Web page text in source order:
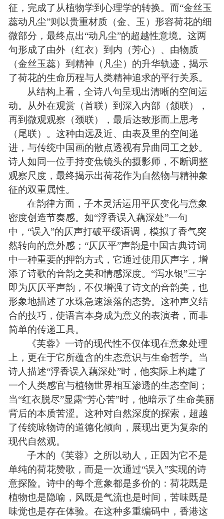
征，完成了从植物学到心理学的转换。而“金丝玉
蕊动凡尘”则以贵重材质（金、玉）形容荷花的细
微部分，最终点出“动凡尘”的超越性意境。这两
句形成了由外（红衣）到内（芳心）、由物质
（金丝玉蕊）到精神（凡尘）的升华轨迹，揭示
了荷花的生命历程与人类精神追求的平行关系。
从结构上看，全诗八句呈现出清晰的空间运
动。从外在观赏（首联）到深入内部（颔联），
再到微观观察（颈联），最后达致形而上思考
（尾联）。这种由远及近、由表及里的空间递
进，与传统中国画的散点透视有异曲同工之妙。
诗人如同一位手持变焦镜头的摄影师，不断调整
观察尺度，最终揭示出荷花作为自然物与精神象
征的双重属性。
在韵律方面，子木灵活运用平仄变化与意象
密度创造节奏感。如“浮香误入藕深处”一句
中，“误入”的仄声打破平缓语调，模拟了香气突
然转向的意外感；“仄仄平”声韵是中国古典诗词
中一种重要的押韵方式，它通过使用仄声字，增
添了诗歌的音韵之美和情感深度。“泻水银”三字
即为仄仄平声韵，不仅增强了诗文的音韵美，也
形象地描述了水珠急速滚落的态势。这种声义结
合的技巧，使语言本身成为意义的表演者，而非
简单的传递工具。
《芙蓉》一诗的现代性不仅体现在意象处理
上，更在于它所蕴含的生态意识与生命哲学。当
诗人描述“浮香误入藕深处”时，他实际上构建了
一个人类感官与植物世界相互渗透的生态空间；
当“红衣脱尽”显露“芳心苦”时，他暗示了生命美丽
背后的本质苦涩。这种对自然深度的探索，超越
了传统咏物诗的道德化倾向，展现出更为复杂的
现代自然观。
子木的《芙蓉》之所以动人，正因为它不是
单纯的荷花赞歌，而是一次通过“误入”实现的诗
意探险。诗中的每个意象都是多价的：荷花既是
植物也是隐喻，风既是气流也是时间，苦味既是
味觉也是存在体验。在这种多重编码中，香港这